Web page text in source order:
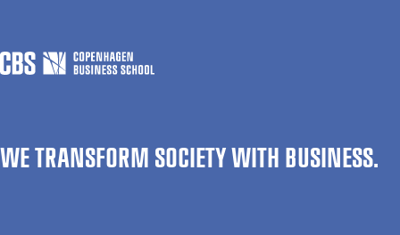
WE TRANSFORM SOCIETY WITH BUSINESS.